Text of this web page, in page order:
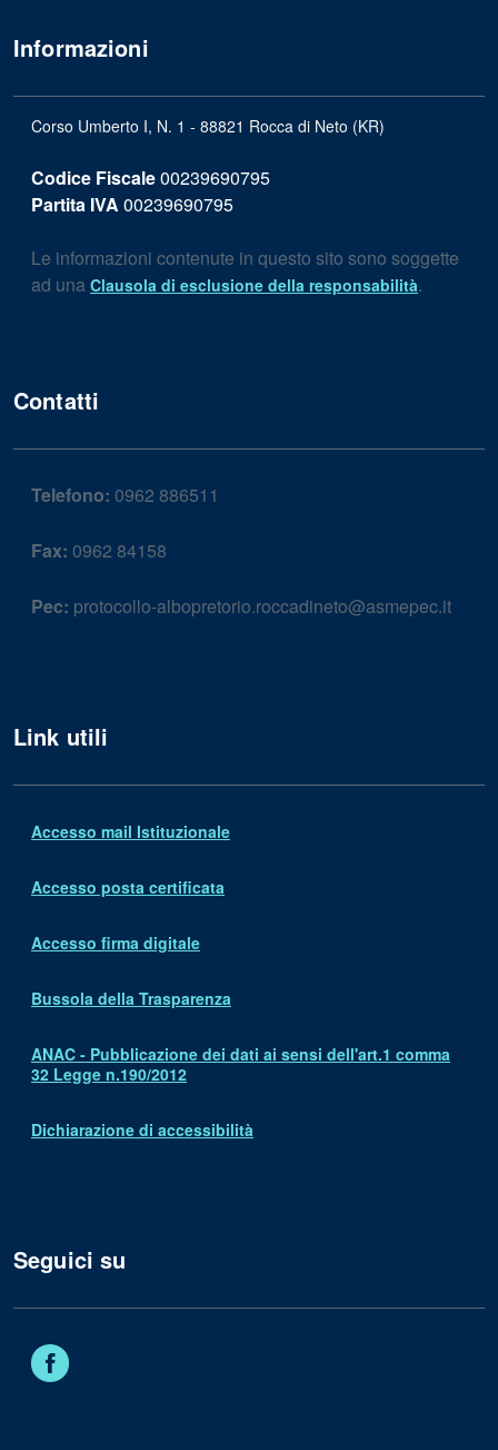
Informazioni
Corso Umberto I, N. 1 - 88821 Rocca di Neto (KR)
Codice Fiscale00239690795
Partita IVA 00239690795
Le informazioni contenute in questo sito sono soggette
ad una Clausola di esclusione della responsabilità.
Contatti
Telefono: 0962 886511
Fax: 0962 84158
Pec: protocollo-albopretorio.roccadineto@asmepec.it
Link utili
Accesso mail Istituzionale
Accesso posta certificata
Accesso firma digitale
Bussola della Trasparenza
ANAC - Pubblicazione dei dati ai sensi dell'art.1 comma
32 Legge n.190/2012
Dichiarazione di accessibilità
Seguici su